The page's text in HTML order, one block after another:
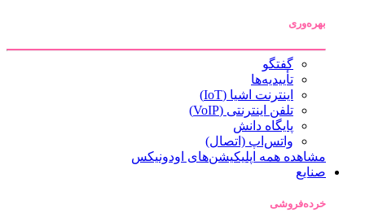
بهره‌وری
گفتگو
تأییدیه‌ها
اینترنت اشیا (IoT)
تلفن اینترنتی (VoIP)
پایگاه دانش
واتس‌اپ (اتصال)
مشاهده همه اپلیکیشن‌های اودونیکس
صنایع
خرده‌فروشی